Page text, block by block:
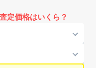
定価格はいくら？